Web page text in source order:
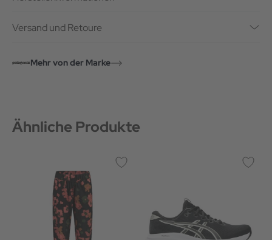
Versand und Retoure
Mehr von der Marke
Ähnliche Produkte